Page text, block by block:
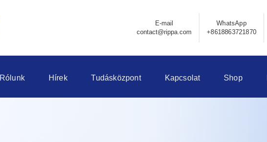
E-mail
contact@rippa.com
WhatsApp
+8618863721870
Rólunk Hírek Tudásközpont Kapcsolat Shop